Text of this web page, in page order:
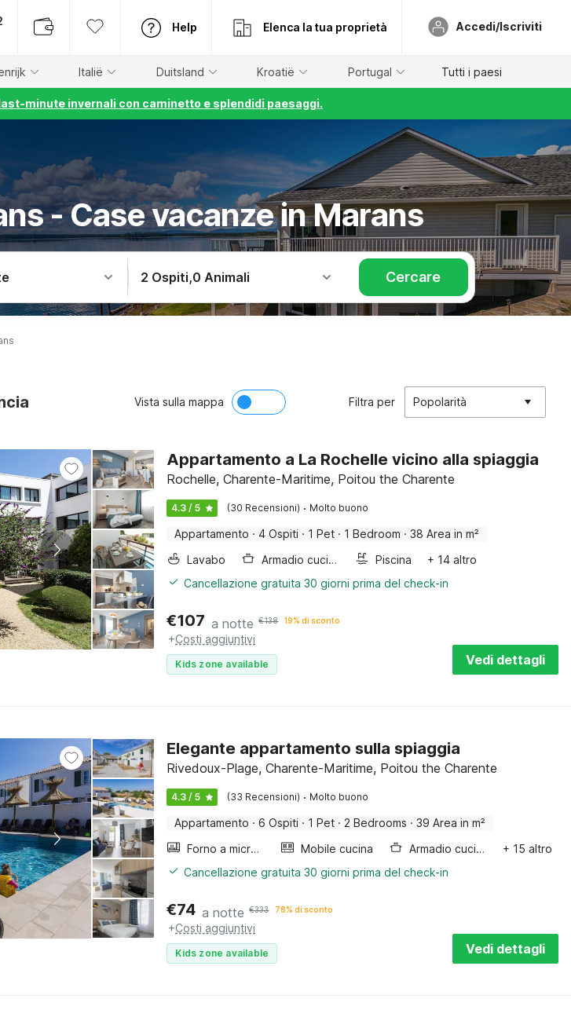
Help Elenca la tua proprietà Accedi/Iscriviti
Italië Duitsland Kroatië Portugal Tutti i paesi
minute invernali con caminetto e splendidi paesaggi.
- Case vacanze in Marans
2 Ospiti,0 Animali Cercare
Vista sulla mappa Filtra per Popolarità
Appartamento a La Rochelle vicino alla spiaggia
Rochelle, Charente-Maritime, Poitou the Charente
4.3 / 5 (30 Recensioni) · Molto buono
Appartamento · 4 Ospiti · 1 Pet · 1 Bedroom · 38 Area in m²
Lavabo
Armadio cucina Piscina
+ 14 altro
Cancellazione gratuita 30 giorni prima del check-in
€107 a notte €138 19% di sconto
+Costi aggiuntivi
Kids zone available Vedi dettagli
Elegante appartamento sulla spiaggia
Rivedoux-Plage, Charente-Maritime, Poitou the Charente
4.3 / 5 (33 Recensioni) · Molto buono
Appartamento · 6 Ospiti · 1 Pet · 2 Bedrooms · 39 Area in m²
Forno a microonde combinato
Mobile cucina Armadio cucina
+ 15 altro
Cancellazione gratuita 30 giorni prima del check-in
€74 a notte €333 78% di sconto
+Costi aggiuntivi
Kids zone available Vedi dettagli